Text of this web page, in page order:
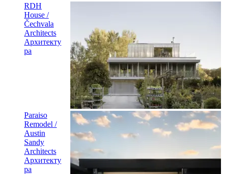
RDH
House /
Čechvala
Architects
Архитекту
ра
Paraiso
Remodel /
Austin
Sandy
Architects
Архитекту
ра